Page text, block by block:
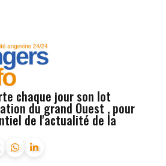
chaque jour son lot
du grand Ouest , pour
de l'actualité de la